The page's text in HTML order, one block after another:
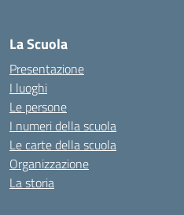
La Scuola
Presentazione
I luoghi
Le persone
I numeri della scuola
Le carte della scuola
Organizzazione
La storia